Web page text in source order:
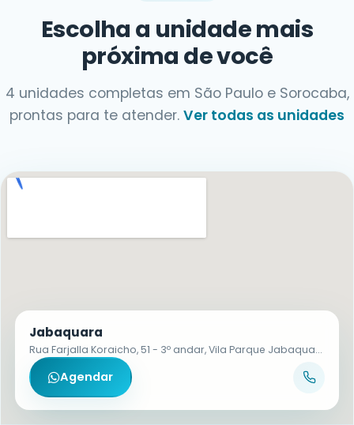
Escolha a unidade mais
próxima de você
4 unidades completas em São Paulo e Sorocaba,
prontas para te atender. Ver todas as unidades
Jabaquara
Rua Farjalla Koraicho, 51 - 3º andar, Vila Parque Jabaquara - CEP 04321-130
Agendar